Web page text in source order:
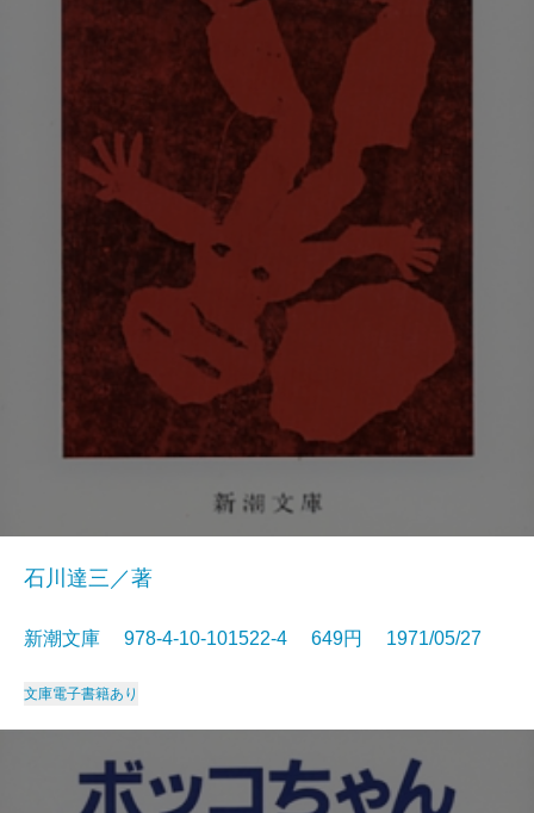
石川達三／著
新潮文庫 978-4-10-101522-4 649円 1971/05/27
文庫電子書籍あり